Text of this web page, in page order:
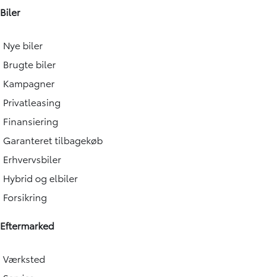
Biler
Nye biler
Brugte biler
Kampagner
Privatleasing
Finansiering
Garanteret tilbagekøb
Erhvervsbiler
Hybrid og elbiler
Forsikring
Eftermarked
Værksted